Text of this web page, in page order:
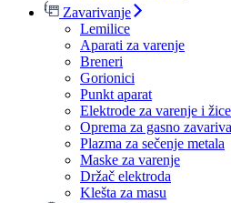
Zavarivanje
Lemilice
Aparati za varenje
Breneri
Gorionici
Punkt aparat
Elektrode za varenje i
Oprema za gasno
Plazma za sečenje metala
Maske za varenje
Držač elektroda
Klešta za masu